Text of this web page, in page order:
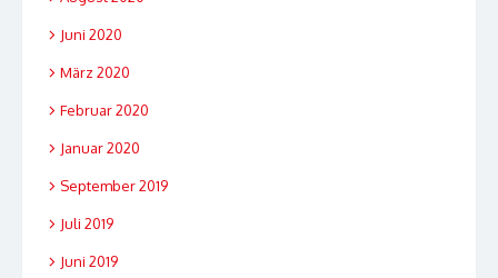
Juni 2020
März 2020
Februar 2020
Januar 2020
September 2019
Juli 2019
Juni 2019